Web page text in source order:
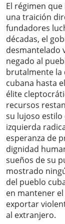
El régimen
una traición
fundadores
décadas, el
desmantelado
negado al
brutalmente la
cubana hasta
élite
recursos
su lujoso estilo
izquierda
esperanza de
dignidad
sueños de su
mostrado
del pueblo
en mantener
exportar
al extranjero.